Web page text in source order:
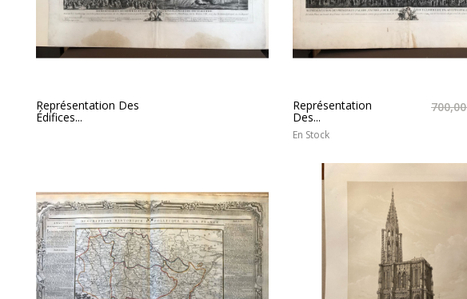
Représentation Des
Édifices...
Représentation
Des...
En Stock